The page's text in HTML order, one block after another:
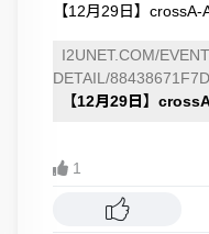
【12月29日】
I2UNET.COM/
DETAIL/
【12月29日】
1